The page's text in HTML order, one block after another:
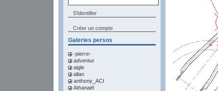
Créer un compte
Galeries persos
-pierre-
adventur
aigle
allan
anthony_ACI
Athanaël